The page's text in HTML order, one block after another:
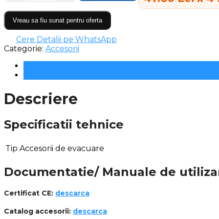
Vreau sa fiu sunat pentru oferta
Cere Detalii pe WhatsApp
Categorie: Accesorii
Descriere
Specificatii tehnice
Tip Accesorii de evacuare
Documentatie/ Manuale de
Certificat CE: descarca
Catalog accesorii: descarca